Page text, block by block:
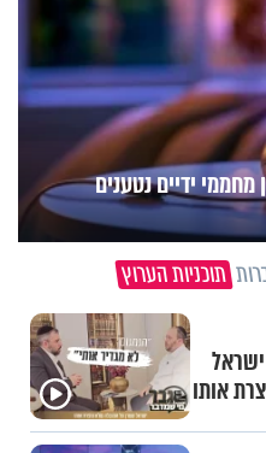
מוות: 1.5 מיליון מחממי ידיים נטענים
תוכניות הערוץ
אותו